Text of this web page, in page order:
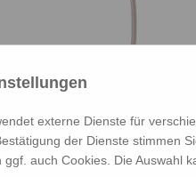
externe Dienste für
der Dienste stimmen
auch Cookies. Die Auswahl